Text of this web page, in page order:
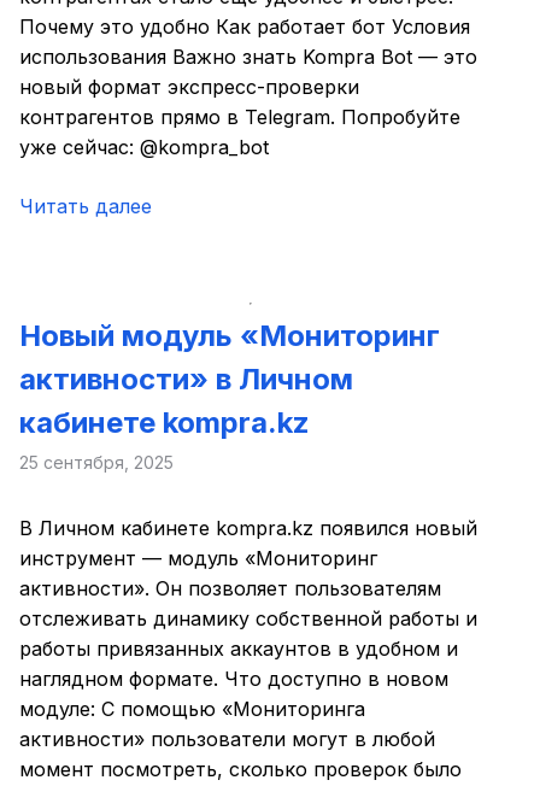
Почему это удобно Как работает бот Условия
использования Важно знать Kompra Bot — это
новый формат экспресс-проверки
контрагентов прямо в Telegram. Попробуйте
уже сейчас: @kompra_bot
Читать далее
Новый модуль «Мониторинг
активности» в Личном
кабинете kompra.kz
25 сентября, 2025
В Личном кабинете kompra.kz появился новый
инструмент — модуль «Мониторинг
активности». Он позволяет пользователям
отслеживать динамику собственной работы и
работы привязанных аккаунтов в удобном и
наглядном формате. Что доступно в новом
модуле: С помощью «Мониторинга
активности» пользователи могут в любой
момент посмотреть, сколько проверок было